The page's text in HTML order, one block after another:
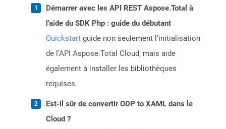
Démarrer avec les API REST Aspose.Total à
l'aide du SDK Php : guide du débutant
Quickstart guide non seulement l’initialisation
de l’API Aspose.Total Cloud, mais aide
également à installer les bibliothèques
requises.
Est-il sûr de convertir ODP to XAML dans le
Cloud ?